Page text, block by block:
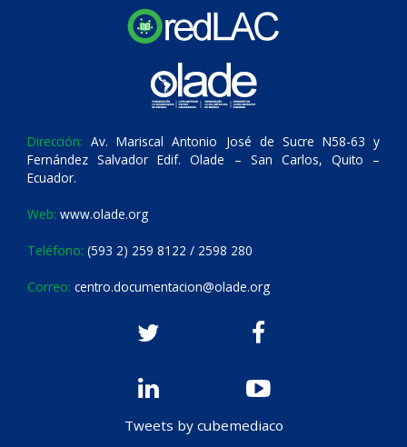
Dirección: Av. Mariscal Antonio José de Sucre N58-63 y
Fernández Salvador Edif. Olade – San Carlos, Quito –
Ecuador.
Web: www.olade.org
Teléfono: (593 2) 259 8122 / 2598 280
Correo: centro.documentacion@olade.org
Tweets by cubemediaco